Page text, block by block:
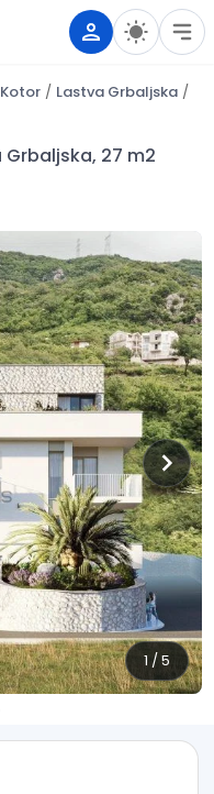
Kotor / Lastva Grbaljska /
1 / 5